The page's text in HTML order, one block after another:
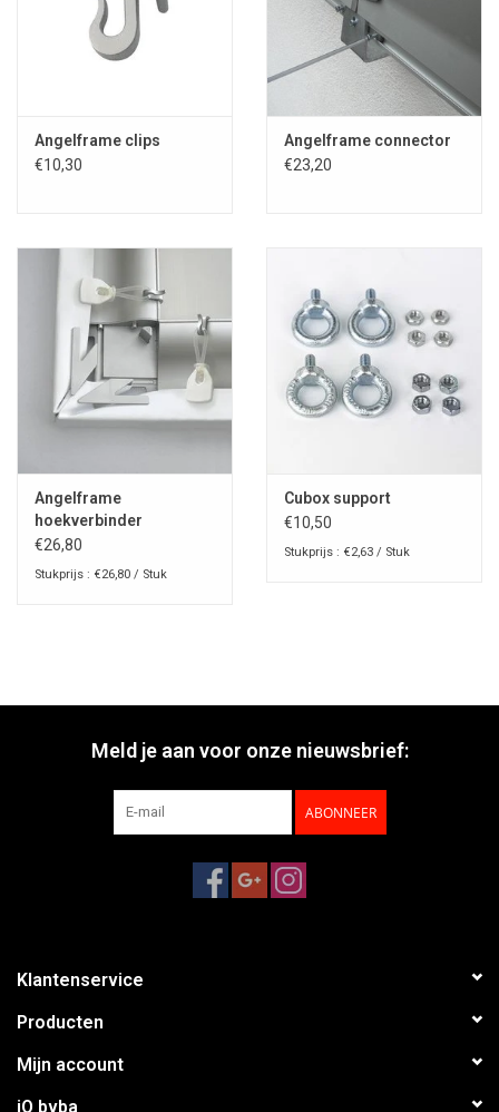
Angelframe clips
€10,30
Angelframe connector
€23,20
Angelframe
hoekverbinder
€26,80
Stukprijs : €26,80 / Stuk
Cubox support
€10,50
Stukprijs : €2,63 / Stuk
Meld je aan voor onze nieuwsbrief:
ABONNEER
Klantenservice
Producten
Mijn account
iO bvba